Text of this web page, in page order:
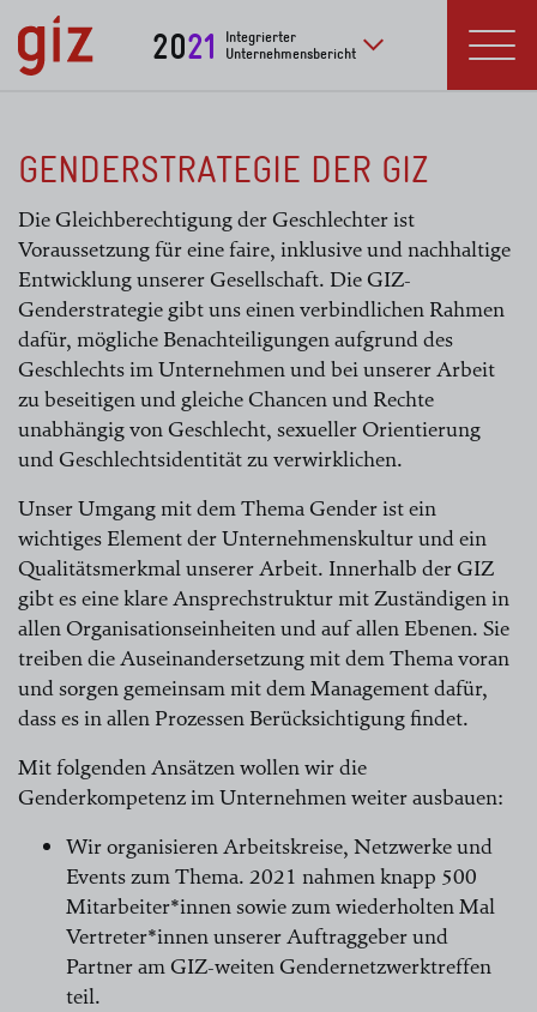
zum Inhalt springen
2021
Integrierter
Unternehmensbericht
Zu weiteren Menü
GENDERSTRATEGIE DER GIZ
Die Gleichberechtigung der Geschlechter ist
Voraussetzung für eine faire, inklusive und nachhaltige
Entwicklung unserer Gesellschaft. Die GIZ-
Genderstrategie gibt uns einen verbindlichen Rahmen
dafür, mögliche Benachteiligungen aufgrund des
Geschlechts im Unternehmen und bei unserer Arbeit
zu beseitigen und gleiche Chancen und Rechte
unabhängig von Geschlecht, sexueller Orientierung
und Geschlechtsidentität zu verwirklichen.
Unser Umgang mit dem Thema Gender ist ein
wichtiges Element der Unternehmenskultur und ein
Qualitätsmerkmal unserer Arbeit. Innerhalb der GIZ
gibt es eine klare Ansprechstruktur mit Zuständigen in
allen Organisationseinheiten und auf allen Ebenen. Sie
treiben die Auseinandersetzung mit dem Thema voran
und sorgen gemeinsam mit dem Management dafür,
dass es in allen Prozessen Berücksichtigung findet.
Mit folgenden Ansätzen wollen wir die
Genderkompetenz im Unternehmen weiter ausbauen:
Wir organisieren Arbeitskreise, Netzwerke und
Events zum Thema. 2021 nahmen knapp 500
Mitarbeiter*innen sowie zum wiederholten Mal
Vertreter*innen unserer Auftraggeber und
Partner am GIZ-weiten Gendernetzwerktreffen
teil.